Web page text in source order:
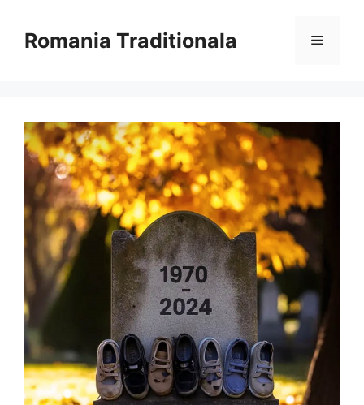
conținutRomania Traditionala Meniu